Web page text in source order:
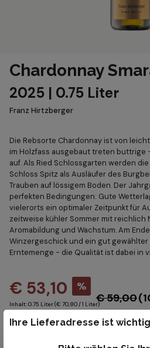
Chardonnay
2025 | 0.75 Liter
Franz Hirtzberger
Die Rebsorte Chardonnay ist von
im Holzfass ausgebaut treten buttrige
auf. Als Ried Schlossgarten werden
Schloss Spitz als Ausläufer des
Trauben auf lössigem Boden. Der
perfekten Bedingungen: Gute
vielerorts ein optimaler Zeitpunkt für
zeitweise kühler Sommer mit
Aromabildung und Wachstum. Am
Winzergeschick und ein gut
Erntemenge - die Qualität ist dabei in
€ 53,10
%
€ 59,00
Inhalt:0.75 Liter(€ 70,80 / 1 Liter)
Ihre Lieferadresse ist